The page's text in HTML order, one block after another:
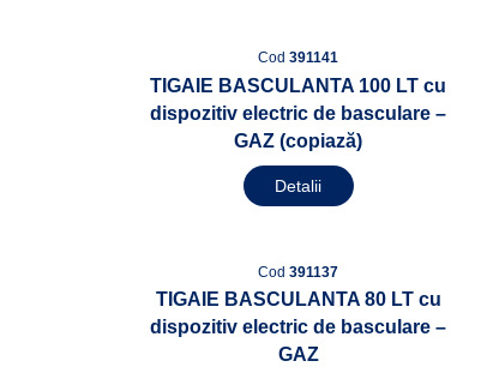
Cod391141
TIGAIE BASCULANTA 100 LT cu
dispozitiv electric de basculare –
GAZ (copiază)
Detalii
Cod391137
TIGAIE BASCULANTA 80 LT cu
dispozitiv electric de basculare –
GAZ